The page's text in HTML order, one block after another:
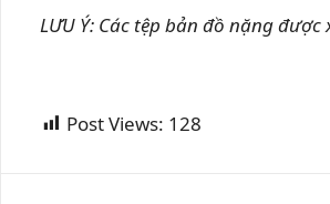
LƯU Ý: Các tệp bản đồ nặng
Post Views: 128